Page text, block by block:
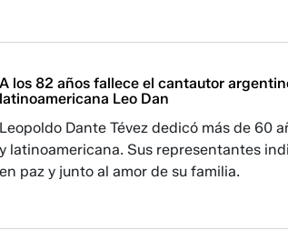
A los 82 años fallece el cantautor
latinoamericana Leo Dan
Leopoldo Dante Tévez dedicó más de 60
y latinoamericana. Sus representantes
en paz y junto al amor de su familia.